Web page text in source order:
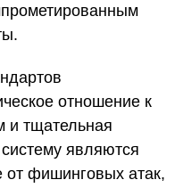
отношение к
тщательная
являются
фишинговых атак,